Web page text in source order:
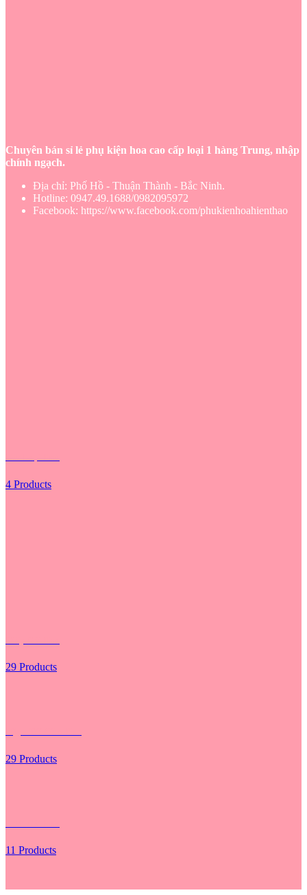
Chuyên bán sỉ lẻ phụ kiện hoa cao cấp loại 1 hàng Trung, nhập
chính ngạch.
Địa chỉ: Phố Hồ - Thuận Thành - Bắc Ninh.
Hotline: 0947.49.1688/0982095972
Facebook: https://www.facebook.com/phukienhoahienthao
4 Products
29 Products
29 Products
11 Products